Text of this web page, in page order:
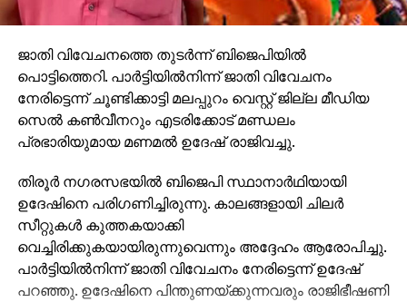
ജാതി വിവേചനത്തെ തുടര്‍ന്ന് ബിജെപിയില്‍
പൊട്ടിത്തെറി. പാര്‍ട്ടിയില്‍നിന്ന് ജാതി വിവേചനം
നേരിട്ടെന്ന് ചൂണ്ടിക്കാട്ടി മലപ്പുറം വെസ്റ്റ് ജില്ല മീഡിയ
സെല്‍ കണ്‍വീനറും എടരിക്കോട് മണ്ഡലം
പ്രഭാരിയുമായ മണമല്‍ ഉദേഷ് രാജിവച്ചു.
തിരൂര്‍ നഗരസഭയില്‍ ബിജെപി സ്ഥാനാര്‍ഥിയായി
ഉദേഷിനെ പരിഗണിച്ചിരുന്നു. കാലങ്ങളായി ചിലര്‍
സീറ്റുകള്‍ കുത്തകയാക്കി
വെച്ചിരിക്കുകയായിരുന്നുവെന്നും അദ്ദേഹം ആരോപിച്ചു.
പാര്‍ട്ടിയില്‍നിന്ന് ജാതി വിവേചനം നേരിട്ടെന്ന് ഉദേഷ്
പറഞ്ഞു. ഉദേഷിനെ പിന്തുണയ്ക്കുന്നവരും രാജിഭീഷണി